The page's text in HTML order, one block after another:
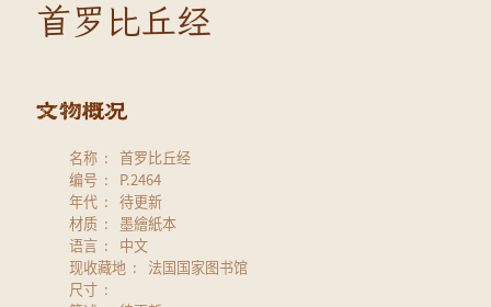
首罗比丘经
名称
首罗比丘经
编号
P.2464
年代
待更新
材质
墨繪紙本
语言
中文
现收藏地
法国国家图书馆
尺寸